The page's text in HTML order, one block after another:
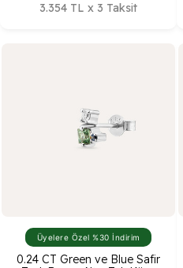
3.354 TL x 3 Taksit
Üyelere Özel %30 İndirim
0.24 CT Green ve Blue Safir